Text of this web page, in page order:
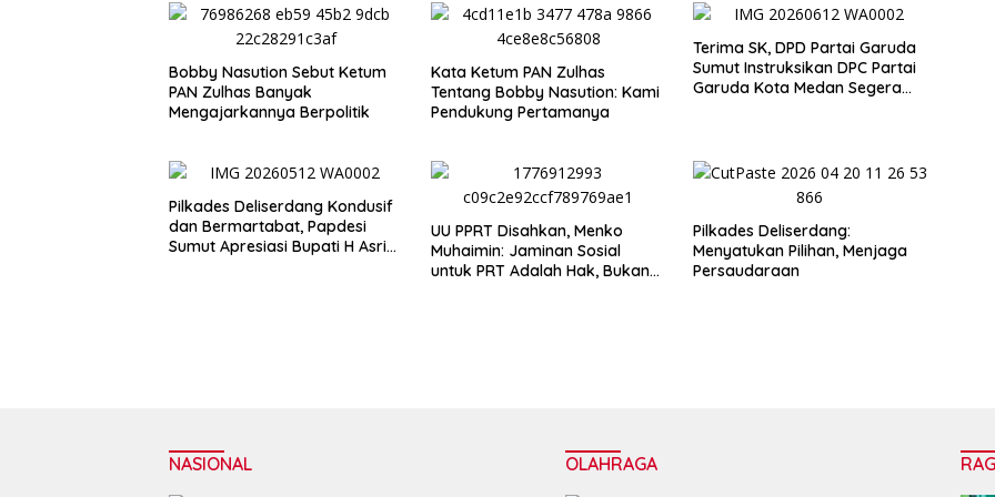
Bobby Nasution Sebut Ketum
PAN Zulhas Banyak
Mengajarkannya Berpolitik
Kata Ketum PAN Zulhas
Tentang Bobby Nasution: Kami
Pendukung Pertamanya
Terima SK, DPD Partai Garuda
Sumut Instruksikan DPC Partai
Garuda Kota Medan Segera
Pilkades Deliserdang Kondusif
dan Bermartabat, Papdesi
Sumut Apresiasi Bupati H Asri
UU PPRT Disahkan, Menko
Muhaimin: Jaminan Sosial
untuk PRT Adalah Hak, Bukan
Pilkades Deliserdang:
Menyatukan Pilihan, Menjaga
Persaudaraan
NASIONAL OLAHRAGA